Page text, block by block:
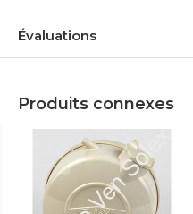
Évaluations
Produits connexes